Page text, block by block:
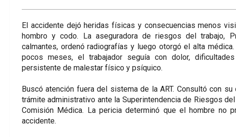
El accidente dejó heridas físicas y consecuencias menos
hombro y codo. La aseguradora de riesgos del trabajo,
calmantes, ordenó radiografías y luego otorgó el alta
pocos meses, el trabajador seguía con dolor,
persistente de malestar físico y psíquico.
Buscó atención fuera del sistema de la ART. Consultó con
trámite administrativo ante la Superintendencia de Riesgos
Comisión Médica. La pericia determinó que el hombre no
accidente.